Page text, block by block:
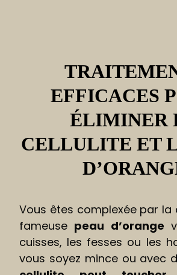
EFFICACES
ÉLIMINER
CELLULITE ET
Vous êtes complexée par la
fameuse peau d’orange
cuisses, les fesses ou les
vous soyez mince ou avec